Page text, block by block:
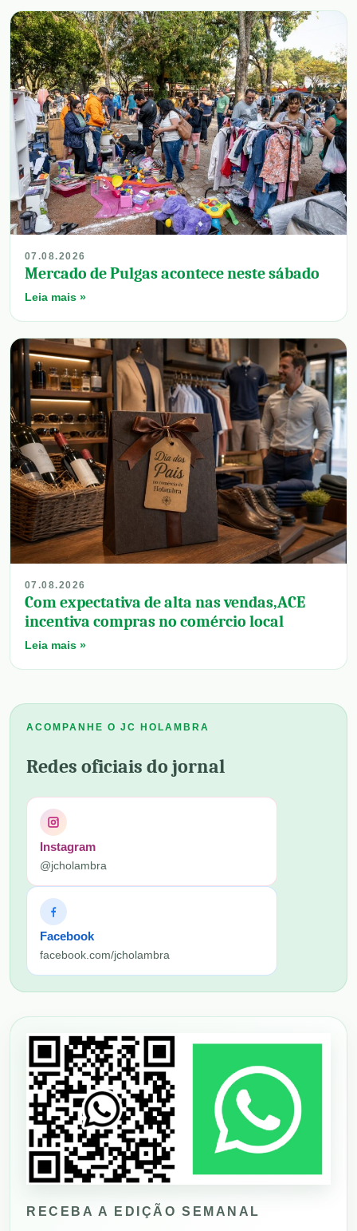
07.08.2026
Mercado de Pulgas acontece neste sábado
Leia mais »
07.08.2026
Com expectativa de alta nas vendas,ACE
incentiva compras no comércio local
Leia mais »
ACOMPANHE O JC HOLAMBRA
Redes oficiais do jornal
Instagram
@jcholambra
Facebook
facebook.com/jcholambra
RECEBA A EDIÇÃO SEMANAL